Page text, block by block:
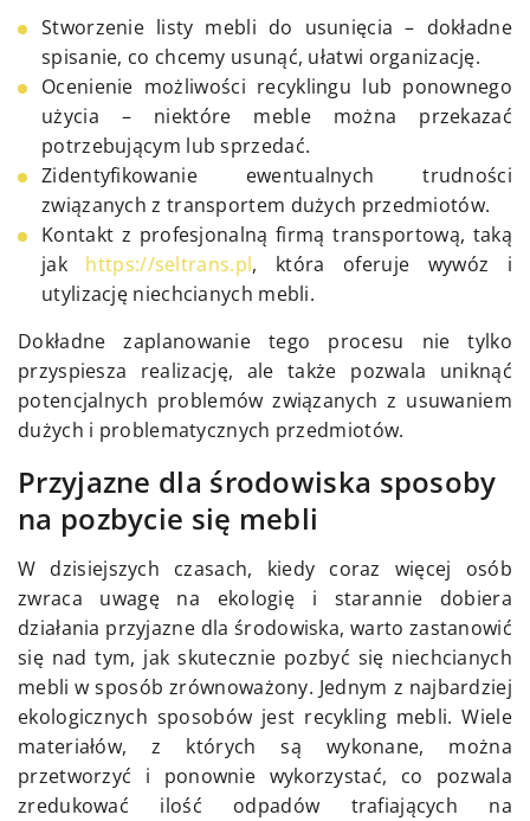
Stworzenie listy mebli do usunięcia – dokładne
spisanie, co chcemy usunąć, ułatwi organizację.
Ocenienie możliwości recyklingu lub ponownego
użycia – niektóre meble można przekazać
potrzebującym lub sprzedać.
Zidentyfikowanie ewentualnych trudności
związanych z transportem dużych przedmiotów.
Kontakt z profesjonalną firmą transportową, taką
jak https://seltrans.pl, która oferuje wywóz i
utylizację niechcianych mebli.
Dokładne zaplanowanie tego procesu nie tylko
przyspiesza realizację, ale także pozwala uniknąć
potencjalnych problemów związanych z usuwaniem
dużych i problematycznych przedmiotów.
Przyjazne dla środowiska sposoby
na pozbycie się mebli
W dzisiejszych czasach, kiedy coraz więcej osób
zwraca uwagę na ekologię i starannie dobiera
działania przyjazne dla środowiska, warto zastanowić
się nad tym, jak skutecznie pozbyć się niechcianych
mebli w sposób zrównoważony. Jednym z najbardziej
ekologicznych sposobów jest recykling mebli. Wiele
materiałów, z których są wykonane, można
przetworzyć i ponownie wykorzystać, co pozwala
zredukować ilość odpadów trafiających na